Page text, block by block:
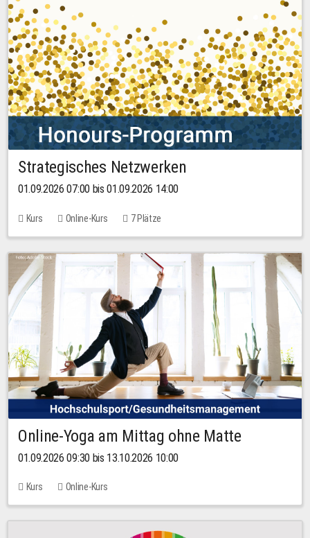
Strategisches Netzwerken
01.09.2026 07:00 bis 01.09.2026 14:00
Kurs Online-Kurs 7 Plätze
Online-Yoga am Mittag ohne Matte
01.09.2026 09:30 bis 13.10.2026 10:00
Kurs Online-Kurs